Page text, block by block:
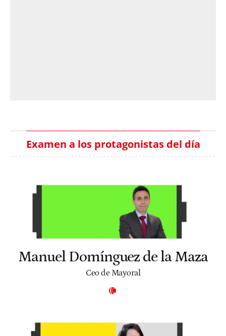
Examen a los protagonistas del día
Manuel Domínguez de la Maza
Ceo de Mayoral